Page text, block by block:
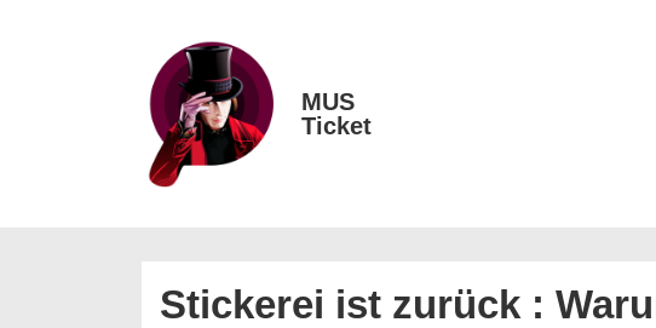
MUS
Ticket
Stickerei ist zurück :